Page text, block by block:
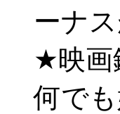
ーナ
★映画
何でも